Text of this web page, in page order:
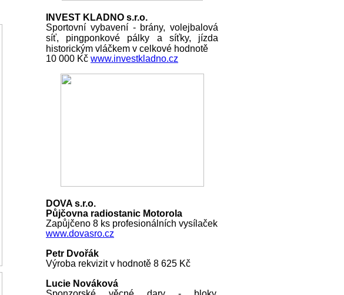
INVEST KLADNO s.r.o.
Sportovní vybavení - brány, volejbalová
síť, pingponkové pálky a síťky, jízda
historickým vláčkem v celkové hodnotě
10 000 Kč www.investkladno.cz
DOVA s.r.o.
Půjčovna radiostanic Motorola
Zapůjčeno 8 ks profesionálních vysílaček
www.dovasro.cz
Petr Dvořák
Výroba rekvizit v hodnotě 8 625 Kč
Lucie Nováková